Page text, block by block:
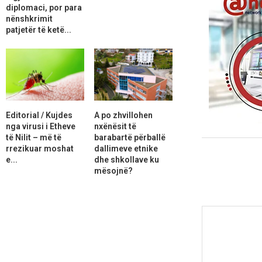
diplomaci, por para
nënshkrimit
patjetër të ketë...
Editorial / Kujdes
nga virusi i Etheve
të Nilit – më të
rrezikuar moshat
e...
A po zhvillohen
nxënësit të
barabartë përballë
dallimeve etnike
dhe shkollave ku
mësojnë?